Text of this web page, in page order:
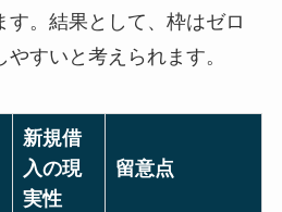
す。結果として、枠はゼロ
すいと考えられます。
新規借
入の現
実性
留意点